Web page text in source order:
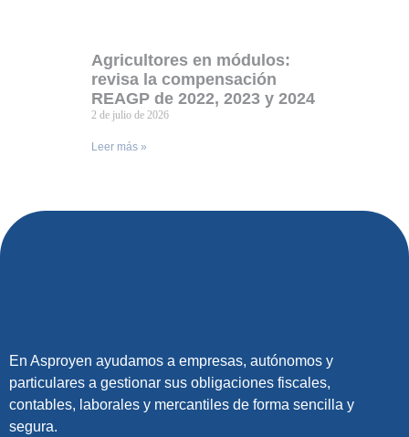
Agricultores en módulos:
revisa la compensación
REAGP de 2022, 2023 y 2024
2 de julio de 2026
Leer más »
En Asproyen ayudamos a empresas, autónomos y
particulares a gestionar sus obligaciones fiscales,
contables, laborales y mercantiles de forma sencilla y
segura.